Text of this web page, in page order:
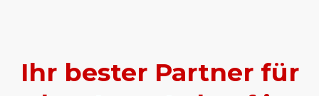
Ihr bester Partner für